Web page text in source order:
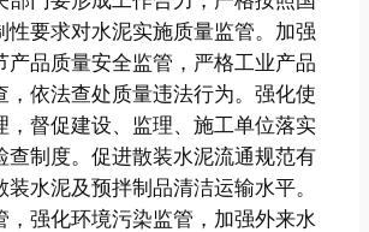
性要求对水泥实施质量监管。加强
产品质量安全监管，严格工业产品
，依法查处质量违法行为。强化使
，督促建设、监理、施工单位落实
查制度。促进散装水泥流通规范有
装水泥及预拌制品清洁运输水平。
，强化环境污染监管，加强外来水